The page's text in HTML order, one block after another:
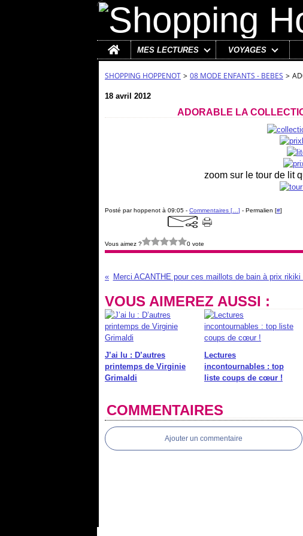
Home
MES LECTURES VOYAGES
SHOPPING HOPPENOT > 08 MODE ENFANTS - BEBES >
18 avril 2012
ADORABLE LA
zoom sur le tour de lit
Posté par hoppenot à 09:05 - Commentaires [ ] - Permalien [#]
Vous aimez ? 0 vote
Merci ACANTHE pour ces maillots de bain à prix rikiki
VOUS AIMEREZ AUSSI :
J’ai lu : D’autres
printemps de Virginie
Grimaldi
Lectures
incontournables : top
liste coups de cœur !
COMMENTAIRES
Ajouter un commentaire